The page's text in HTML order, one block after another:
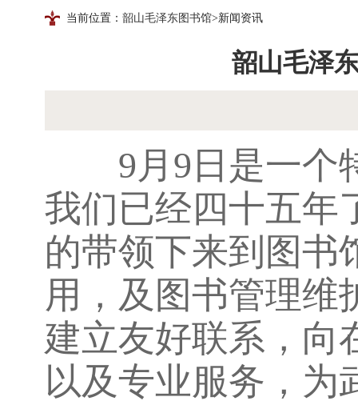
当前位置： 韶山毛泽东图书馆>新闻资讯
韶山毛泽
9月9日是一个特
我们已经四十五年
的带领下来到图书
用，及图书管理维
建立友好联系，向
以及专业服务，为